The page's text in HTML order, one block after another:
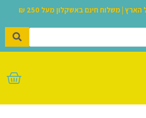
| משלוח חינם באשקלון מעל 250 ₪